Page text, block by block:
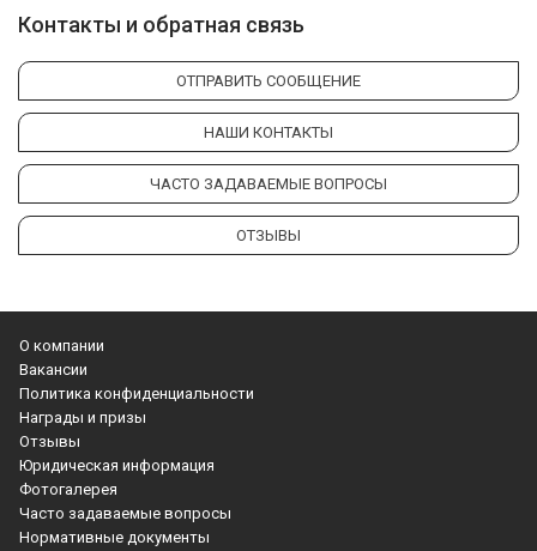
О компании
Вакансии
Политика конфиденциальности
Награды и призы
Отзывы
Юридическая информация
Фотогалерея
Часто задаваемые вопросы
Нормативные документы
Контакты и обратная связь
ОТПРАВИТЬ СООБЩЕНИЕ
НАШИ КОНТАКТЫ
ЧАСТО ЗАДАВАЕМЫЕ ВОПРОСЫ
ОТЗЫВЫ